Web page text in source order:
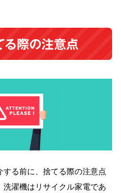
る際の注意点
る前に、捨てる際の注意点
濯機はリサイクル家電であ